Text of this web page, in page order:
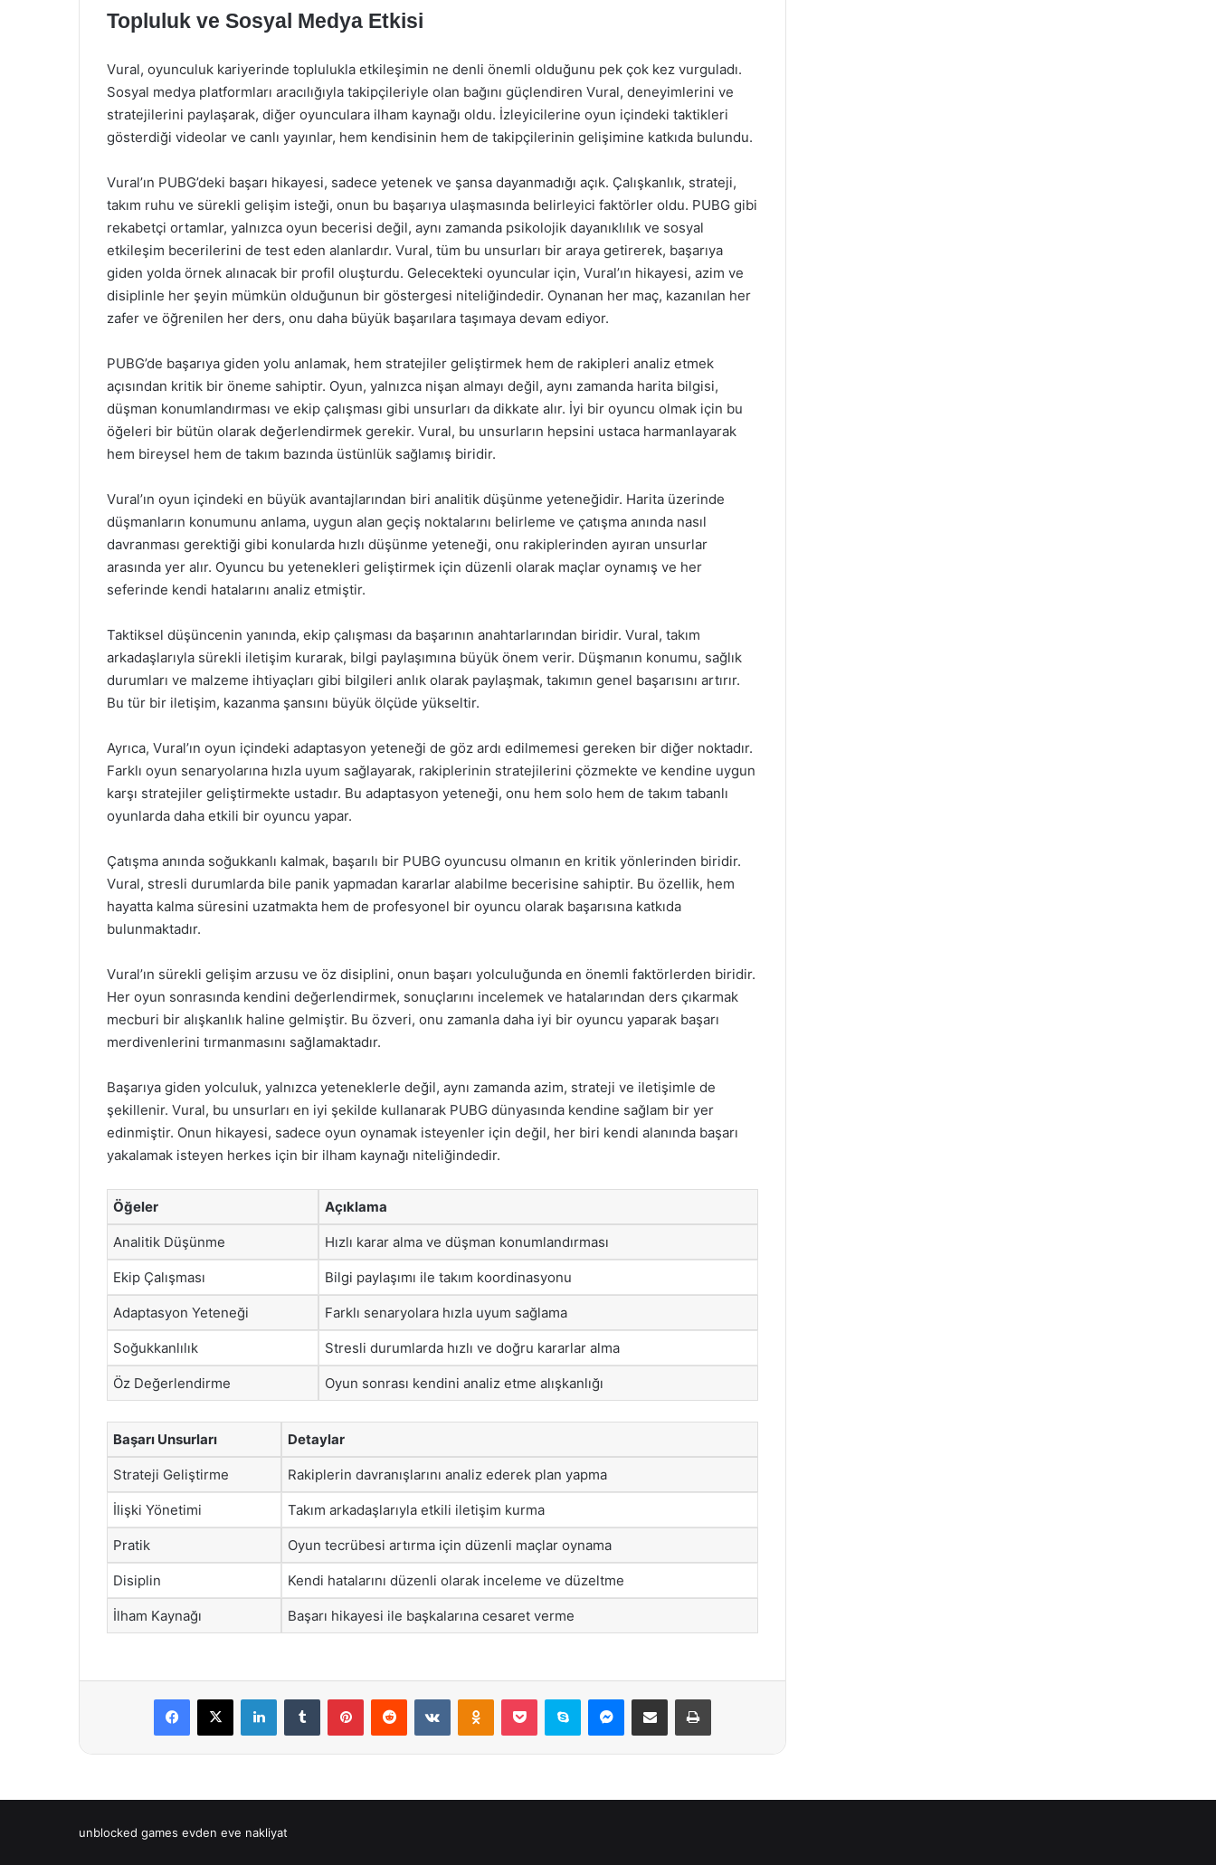
Topluluk ve Sosyal Medya Etkisi
Vural, oyunculuk kariyerinde toplulukla etkileşimin ne denli önemli olduğunu pek çok kez vurguladı.
Sosyal medya platformları aracılığıyla takipçileriyle olan bağını güçlendiren Vural, deneyimlerini ve
stratejilerini paylaşarak, diğer oyunculara ilham kaynağı oldu. İzleyicilerine oyun içindeki taktikleri
gösterdiği videolar ve canlı yayınlar, hem kendisinin hem de takipçilerinin gelişimine katkıda bulundu.
Vural’ın PUBG’deki başarı hikayesi, sadece yetenek ve şansa dayanmadığı açık. Çalışkanlık, strateji,
takım ruhu ve sürekli gelişim isteği, onun bu başarıya ulaşmasında belirleyici faktörler oldu. PUBG gibi
rekabetçi ortamlar, yalnızca oyun becerisi değil, aynı zamanda psikolojik dayanıklılık ve sosyal
etkileşim becerilerini de test eden alanlardır. Vural, tüm bu unsurları bir araya getirerek, başarıya
giden yolda örnek alınacak bir profil oluşturdu. Gelecekteki oyuncular için, Vural’ın hikayesi, azim ve
disiplinle her şeyin mümkün olduğunun bir göstergesi niteliğindedir. Oynanan her maç, kazanılan her
zafer ve öğrenilen her ders, onu daha büyük başarılara taşımaya devam ediyor.
PUBG’de başarıya giden yolu anlamak, hem stratejiler geliştirmek hem de rakipleri analiz etmek
açısından kritik bir öneme sahiptir. Oyun, yalnızca nişan almayı değil, aynı zamanda harita bilgisi,
düşman konumlandırması ve ekip çalışması gibi unsurları da dikkate alır. İyi bir oyuncu olmak için bu
öğeleri bir bütün olarak değerlendirmek gerekir. Vural, bu unsurların hepsini ustaca harmanlayarak
hem bireysel hem de takım bazında üstünlük sağlamış biridir.
Vural’ın oyun içindeki en büyük avantajlarından biri analitik düşünme yeteneğidir. Harita üzerinde
düşmanların konumunu anlama, uygun alan geçiş noktalarını belirleme ve çatışma anında nasıl
davranması gerektiği gibi konularda hızlı düşünme yeteneği, onu rakiplerinden ayıran unsurlar
arasında yer alır. Oyuncu bu yetenekleri geliştirmek için düzenli olarak maçlar oynamış ve her
seferinde kendi hatalarını analiz etmiştir.
Taktiksel düşüncenin yanında, ekip çalışması da başarının anahtarlarından biridir. Vural, takım
arkadaşlarıyla sürekli iletişim kurarak, bilgi paylaşımına büyük önem verir. Düşmanın konumu, sağlık
durumları ve malzeme ihtiyaçları gibi bilgileri anlık olarak paylaşmak, takımın genel başarısını artırır.
Bu tür bir iletişim, kazanma şansını büyük ölçüde yükseltir.
Ayrıca, Vural’ın oyun içindeki adaptasyon yeteneği de göz ardı edilmemesi gereken bir diğer noktadır.
Farklı oyun senaryolarına hızla uyum sağlayarak, rakiplerinin stratejilerini çözmekte ve kendine uygun
karşı stratejiler geliştirmekte ustadır. Bu adaptasyon yeteneği, onu hem solo hem de takım tabanlı
oyunlarda daha etkili bir oyuncu yapar.
Çatışma anında soğukkanlı kalmak, başarılı bir PUBG oyuncusu olmanın en kritik yönlerinden biridir.
Vural, stresli durumlarda bile panik yapmadan kararlar alabilme becerisine sahiptir. Bu özellik, hem
hayatta kalma süresini uzatmakta hem de profesyonel bir oyuncu olarak başarısına katkıda
bulunmaktadır.
Vural’ın sürekli gelişim arzusu ve öz disiplini, onun başarı yolculuğunda en önemli faktörlerden biridir.
Her oyun sonrasında kendini değerlendirmek, sonuçlarını incelemek ve hatalarından ders çıkarmak
mecburi bir alışkanlık haline gelmiştir. Bu özveri, onu zamanla daha iyi bir oyuncu yaparak başarı
merdivenlerini tırmanmasını sağlamaktadır.
Başarıya giden yolculuk, yalnızca yeteneklerle değil, aynı zamanda azim, strateji ve iletişimle de
şekillenir. Vural, bu unsurları en iyi şekilde kullanarak PUBG dünyasında kendine sağlam bir yer
edinmiştir. Onun hikayesi, sadece oyun oynamak isteyenler için değil, her biri kendi alanında başarı
yakalamak isteyen herkes için bir ilham kaynağı niteliğindedir.
Öğeler Açıklama
Analitik Düşünme Hızlı karar alma ve düşman konumlandırması
Ekip Çalışması Bilgi paylaşımı ile takım koordinasyonu
Adaptasyon Yeteneği Farklı senaryolara hızla uyum sağlama
Soğukkanlılık Stresli durumlarda hızlı ve doğru kararlar alma
Öz Değerlendirme Oyun sonrası kendini analiz etme alışkanlığı
Başarı Unsurları Detaylar
Strateji Geliştirme Rakiplerin davranışlarını analiz ederek plan yapma
İlişki Yönetimi Takım arkadaşlarıyla etkili iletişim kurma
Pratik Oyun tecrübesi artırma için düzenli maçlar oynama
Disiplin Kendi hatalarını düzenli olarak inceleme ve düzeltme
İlham Kaynağı Başarı hikayesi ile başkalarına cesaret verme
Facebook
X LinkedInTumblr PinterestReddit VKontakteOdnoklassniki
Pocket Skype Messenger
E-Posta ile paylaş Yazdır
unblocked games evden eve nakliyat